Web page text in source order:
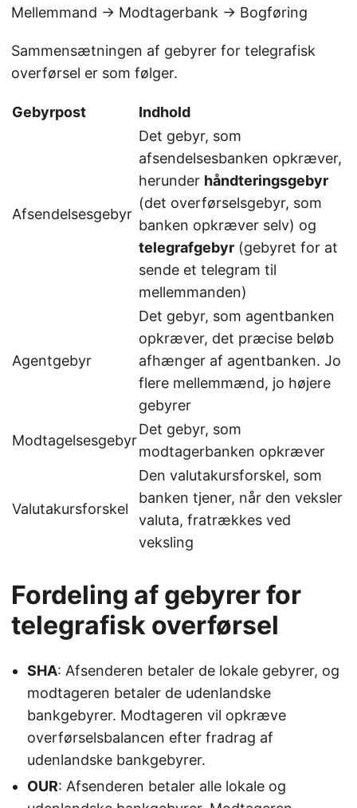
Mellemmand → Modtagerbank → Bogføring
Sammensætningen af gebyrer for telegrafisk
overførsel er som følger.
Gebyrpost Indhold
Afsendelsesgebyr
Det gebyr, som
afsendelsesbanken opkræver,
herunder håndteringsgebyr
(det overførselsgebyr, som
banken opkræver selv) og
telegrafgebyr (gebyret for at
sende et telegram til
mellemmanden)
Agentgebyr
Det gebyr, som agentbanken
opkræver, det præcise beløb
afhænger af agentbanken. Jo
flere mellemmænd, jo højere
gebyrer
Modtagelsesgebyr
Det gebyr, som
modtagerbanken opkræver
Valutakursforskel
Den valutakursforskel, som
banken tjener, når den veksler
valuta, fratrækkes ved
veksling
Fordeling af gebyrer for
telegrafisk overførsel
SHA: Afsenderen betaler de lokale gebyrer, og
modtageren betaler de udenlandske
bankgebyrer. Modtageren vil opkræve
overførselsbalancen efter fradrag af
udenlandske bankgebyrer.
OUR: Afsenderen betaler alle lokale og